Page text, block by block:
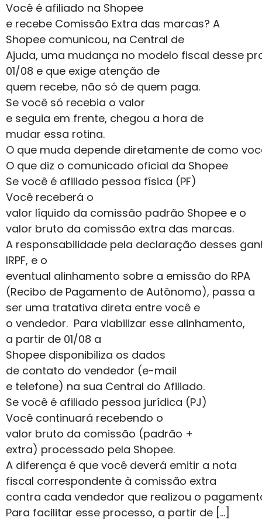
Você é afiliado na Shopee
e recebe Comissão Extra das marcas? A
Shopee comunicou, na Central de
Ajuda, uma mudança no modelo fiscal desse
01/08 e que exige atenção de
quem recebe, não só de quem paga.
Se você só recebia o valor
e seguia em frente, chegou a hora de
mudar essa rotina.
O que muda depende diretamente de como
O que diz o comunicado oficial da Shopee
Se você é afiliado pessoa física (PF)
Você receberá o
valor líquido da comissão padrão Shopee e o
valor bruto da comissão extra das marcas.
A responsabilidade pela declaração desses
IRPF, e o
eventual alinhamento sobre a emissão do RPA
(Recibo de Pagamento de Autônomo), passa a
ser uma tratativa direta entre você e
o vendedor. Para viabilizar esse alinhamento,
a partir de 01/08 a
Shopee disponibiliza os dados
de contato do vendedor (e-mail
e telefone) na sua Central do Afiliado.
Se você é afiliado pessoa jurídica (PJ)
Você continuará recebendo o
valor bruto da comissão (padrão +
extra) processado pela Shopee.
A diferença é que você deverá emitir a nota
fiscal correspondente à comissão extra
contra cada vendedor que realizou o
Para facilitar esse processo, a partir de […]